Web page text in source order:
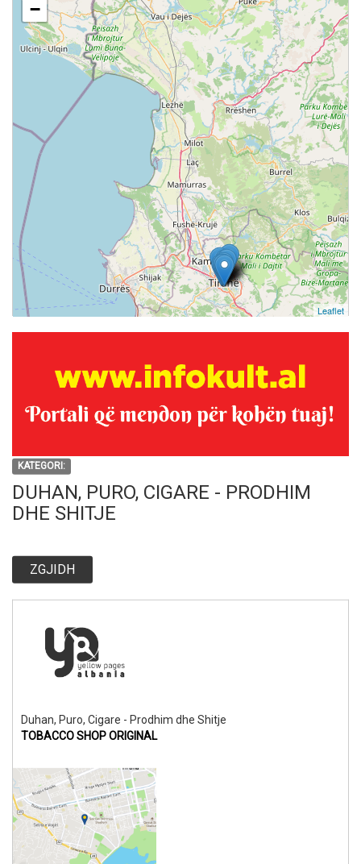
KATEGORI:
DUHAN, PURO, CIGARE - PRODHIM
DHE SHITJE
ZGJIDH
Duhan, Puro, Cigare - Prodhim dhe Shitje
TOBACCO SHOP ORIGINAL
−
Leaflet